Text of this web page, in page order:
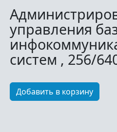
управления
систем , 256/